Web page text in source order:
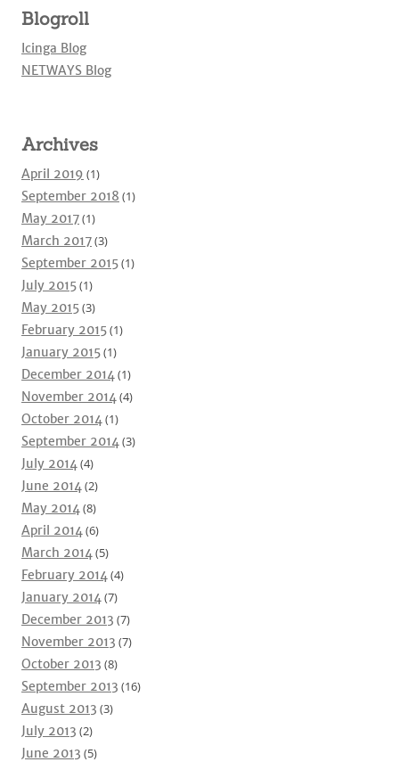
Blogroll
Icinga Blog
NETWAYS Blog
Archives
April 2019 (1)
September 2018 (1)
May 2017(1)
March 2017(3)
September 2015(1)
July 2015(1)
May 2015(3)
February 2015(1)
January 2015(1)
December 2014(1)
November 2014(4)
October 2014(1)
September 2014(3)
July 2014(4)
June 2014(2)
May 2014(8)
April 2014(6)
March 2014(5)
February 2014(4)
January 2014(7)
December 2013 (7)
November 2013 (7)
October 2013 (8)
September 2013 (16)
August 2013 (3)
July 2013 (2)
June 2013 (5)